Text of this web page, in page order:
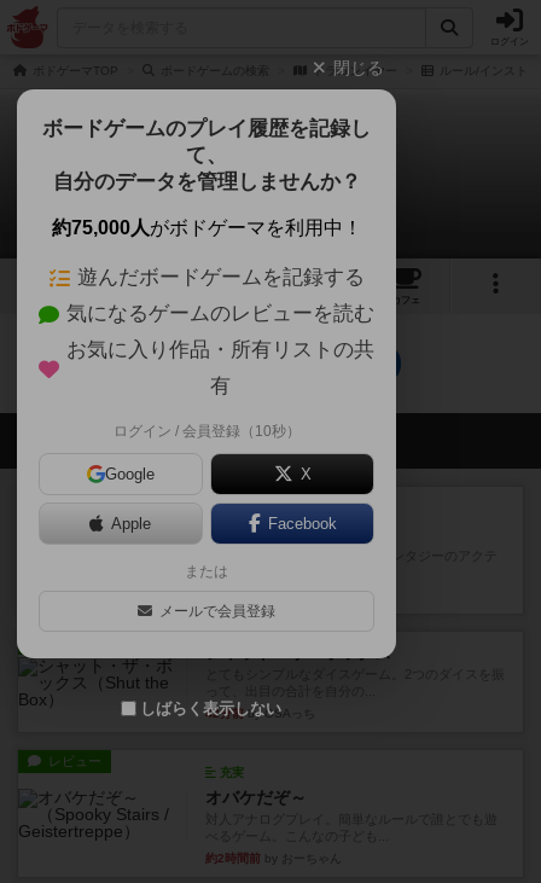
ログイン
ボドゲーマTOP ボードゲームの検索 ドラゴンイヤー
ドラゴンイヤー
0件のルール/インスト
4 5
カフェ
ドラゴンイヤーのトップに戻る
会員の新しい投稿
エコーズ・オブ・タイム
ィブタイムバトル（もしくは...
シャット・ザ・ボックス
42分前by OSAっち
レビュー
充実
オバケだぞ～
対人アナログプレイ。簡単なルールで誰とでも遊
約2時間前 by おーちゃん
閉じる
ボードゲームのプレイ履歴を記録し
て、
自分のデータを管理しませんか？
約75,000人がボドゲーマを利用中！
遊んだボードゲームを記録する
気になるゲームのレビューを読む
お気に入り作品・所有リストの共
有
ログイン / 会員登録（10秒）
Google X
Apple Facebook
または
メールで会員登録
しばらく表示しない